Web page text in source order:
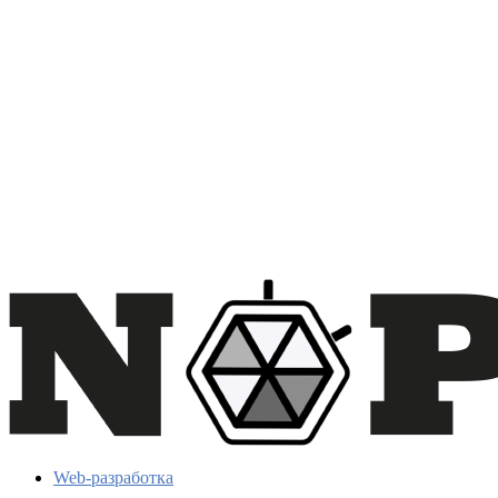
Web-разработка